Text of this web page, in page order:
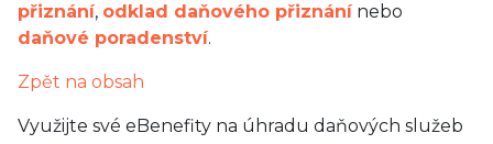
přiznání, odklad daňového přiznánínebo
daňové poradenství.
Zpět na obsah
Využijte své eBenefity na úhradu daňových služeb